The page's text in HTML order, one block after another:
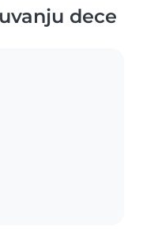
dece